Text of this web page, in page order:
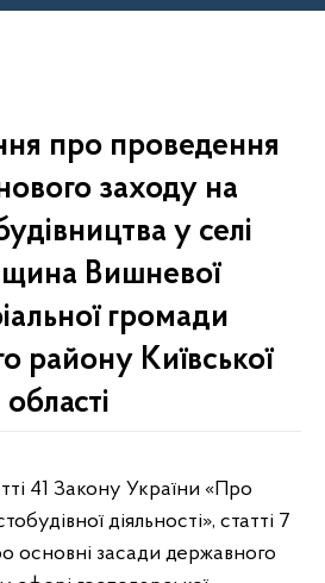
про проведення
заходу на
у селі
Вишневої
громади
району Київської
області
діяльності», статті 7
основні засади державного